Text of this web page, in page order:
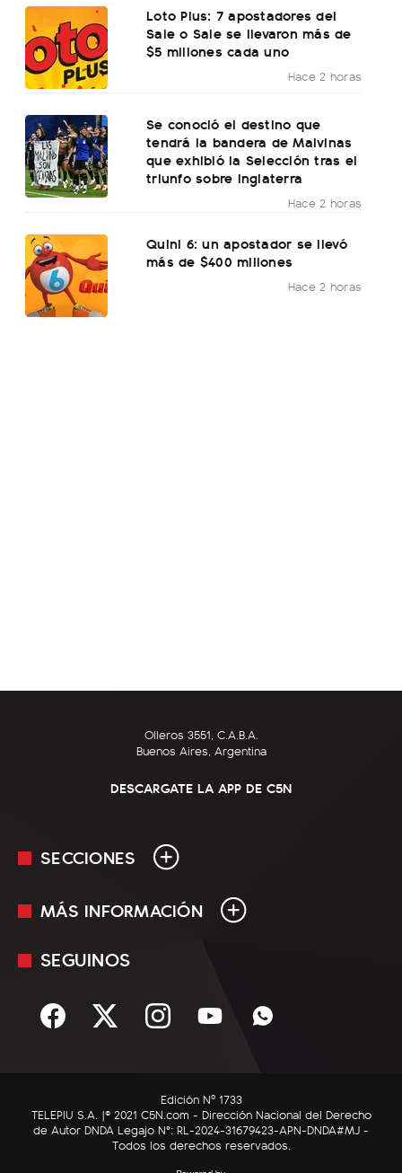
Loto Plus: 7 apostadores del
Sale o Sale se llevaron más de
$5 millones cada uno
Hace 2 horas
Se conoció el destino que
tendrá la bandera de Malvinas
que exhibió la Selección tras el
triunfo sobre Inglaterra
Hace 2 horas
Quini 6: un apostador se llevó
más de $400 millones
Hace 2 horas
Olleros 3551, C.A.B.A.
Buenos Aires, Argentina
DESCARGATE LA APP DE C5N
SECCIONES
En Vivo
Sociedad
C5N Autos
RatingCero
MÁS INFORMACIÓN
Mediakit
Términos y condiciones
SEGUINOS
Edición Nº 1733
TELEPIU S.A. |© 2021 C5N.com - Dirección Nacional del Derecho
de Autor DNDA Legajo N°: RL-2024-31679423-APN-DNDA#MJ -
Todos los derechos reservados.